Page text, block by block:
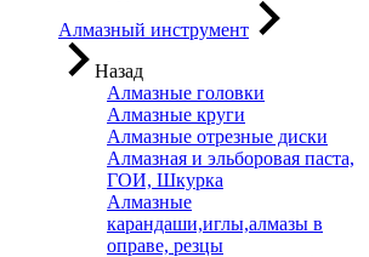
Алмазный инструмент
Назад
Алмазные головки
Алмазные круги
Алмазные отрезные диски
Алмазная и эльборовая паста,
ГОИ, Шкурка
Алмазные
карандаши,иглы,алмазы в
оправе, резцы